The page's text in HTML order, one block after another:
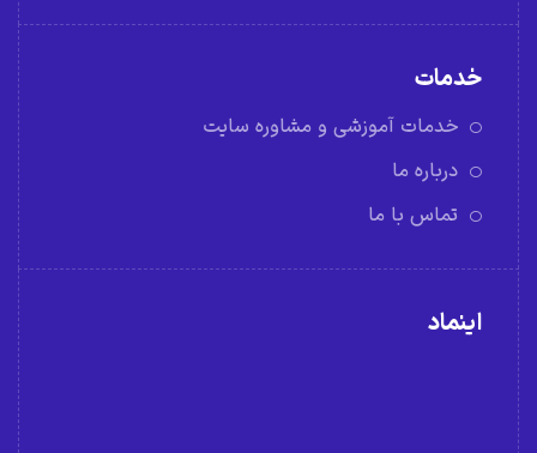
خدمات
خدمات آموزشی و مشاوره سایت
درباره ما
تماس با ما
اینماد